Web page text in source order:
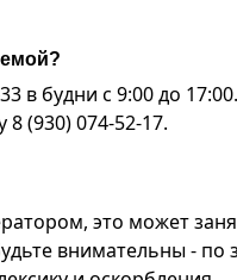
в будни с 9:00 до
(930) 074-52-17.
это может
внимательны -